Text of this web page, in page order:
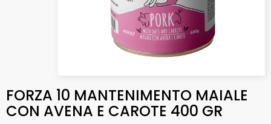
FORZA 10 MANTENIMENTO MAIALE
CON AVENA E CAROTE 400 GR